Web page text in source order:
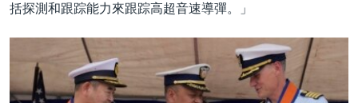
括探測和跟踪能力來跟踪高超音速導彈。」